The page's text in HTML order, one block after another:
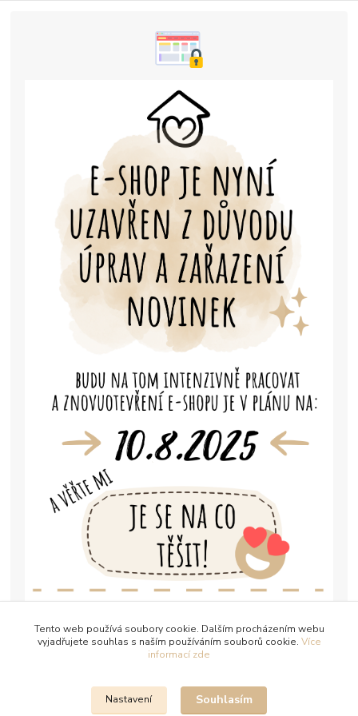
Tento web používá soubory cookie. Dalším procházením webu
vyjadřujete souhlas s naším používáním souborů cookie. Více
informací zde
Nastavení Souhlasím